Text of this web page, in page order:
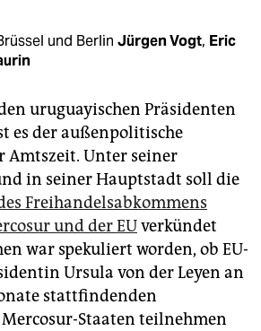
und Berlin Jürgen Vogt, Eric
uruguayischen Präsidenten
es der außenpolitische
Amtszeit. Unter seiner
in seiner Hauptstadt soll die
Freihandelsabkommens
und der EUverkündet
war spekuliert worden, ob EU-
Ursula von der Leyen an
stattfindenden
Staaten teilnehmen